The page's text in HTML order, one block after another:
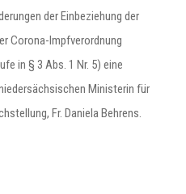
der Einbeziehung der
Corona-Impfverordnung
in § 3 Abs. 1 Nr. 5) eine
Ministerin für
Fr. Daniela Behrens.